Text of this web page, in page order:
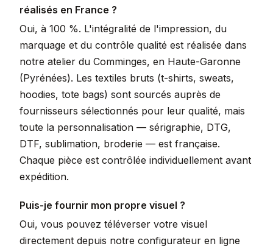
réalisés en France ?
Oui, à 100 %. L'intégralité de l'impression, du
marquage et du contrôle qualité est réalisée dans
notre atelier du Comminges, en Haute-Garonne
(Pyrénées). Les textiles bruts (t-shirts, sweats,
hoodies, tote bags) sont sourcés auprès de
fournisseurs sélectionnés pour leur qualité, mais
toute la personnalisation — sérigraphie, DTG,
DTF, sublimation, broderie — est française.
Chaque pièce est contrôlée individuellement avant
expédition.
Puis-je fournir mon propre visuel ?
Oui, vous pouvez téléverser votre visuel
directement depuis notre configurateur en ligne